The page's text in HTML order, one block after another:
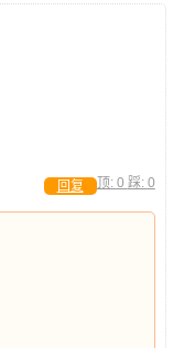
顶: 0 踩: 0
回复